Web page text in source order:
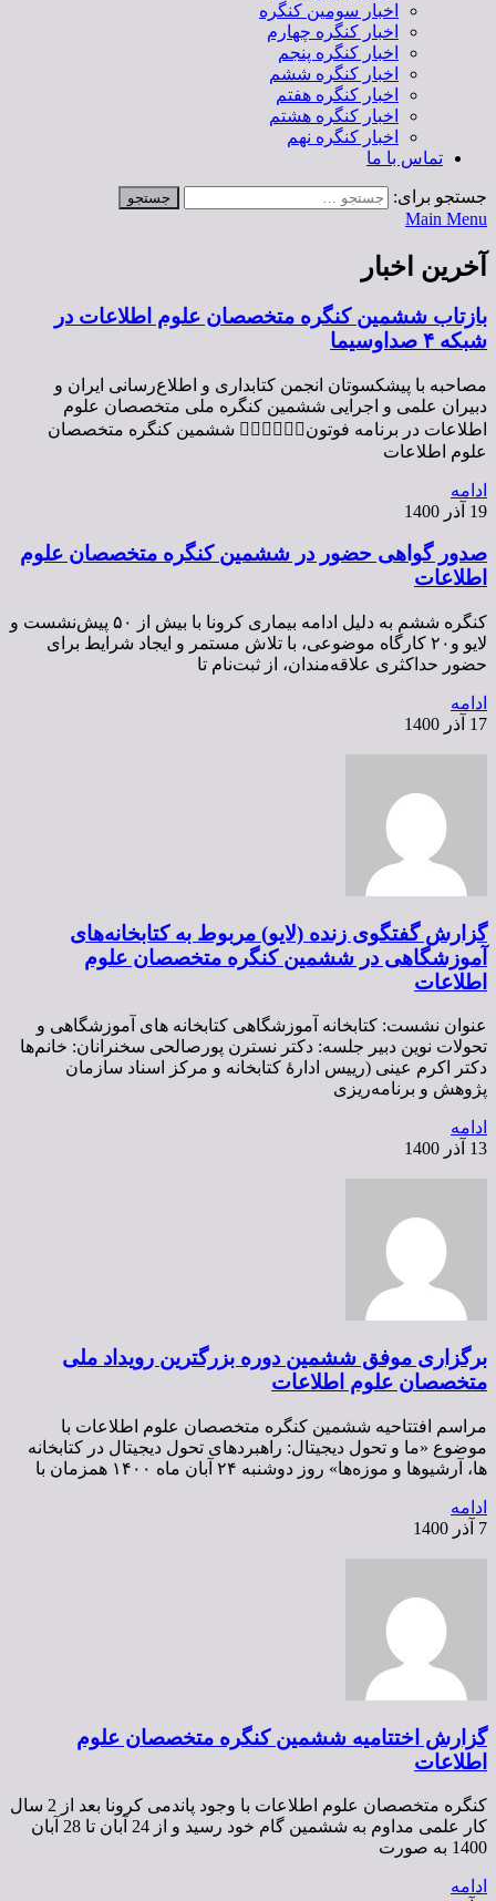
اخبار سومین کنگره
اخبار کنگره چهارم
اخبار کنگره پنجم
اخبار کنگره ششم
اخبار کنگره هفتم
اخبار کنگره هشتم
اخبار کنگره نهم
تماس با ما
جستجو برای:
Main Menu
آخرین اخبار
بازتاب ششمین کنگره متخصصان علوم اطلاعات در
شبکه ۴ صدا‌وسیما
مصاحبه با پیشکسوتان انجمن کتابداری و اطلاع‌رسانی ایران و
دبیران علمی و اجرایی ششمین کنگره ملی متخصصان علوم
اطلاعات در برنامه فوتون👇🏻👇🏻👇🏻 ششمین کنگره متخصصان
علوم اطلاعات
ادامه
19 آذر 1400
صدور گواهی حضور در ششمین کنگره متخصصان علوم
اطلاعات
کنگره ششم به دلیل ادامه بیماری کرونا با بیش از ۵۰ پیش‌نشست و
لایو و‌۲۰ کارگاه موضوعی، با تلاش مستمر و ایجاد شرایط برای
حضور حداکثری علاقه‌مندان، از ثبت‌نام تا
ادامه
17 آذر 1400
گزارش گفتگوی زنده (لایو) مربوط به کتابخانه‌های
آموزشگاهی در ششمین کنگره متخصصان علوم
اطلاعات
عنوان نشست: کتابخانه آموزشگاهی کتابخانه های آموزشگاهی و
تحولات نوین دبیر جلسه: دکتر نسترن پورصالحی سخنرانان: خانم‌ها
دکتر اکرم عینی (رییس ادارۀ کتابخانه و مرکز اسناد سازمان
پژوهش و برنامه‌ریزی
ادامه
13 آذر 1400
برگزاری موفق ششمین دوره بزرگترین رویداد ملی
متخصصان علوم اطلاعات
مراسم افتتاحیه ششمین کنگره متخصصان علوم اطلاعات با
موضوع «ما و تحول دیجیتال: راهبردهای تحول دیجیتال در کتابخانه
ها، آرشیوها و موزه‌ها» روز دوشنبه ۲۴ آبان ماه ۱۴۰۰ همزمان با
ادامه
7 آذر 1400
گزارش اختتامیه ششمین کنگره متخصصان علوم
اطلاعات
کنگره متخصصان علوم اطلاعات با وجود پاندمی کرونا بعد از 2 سال
کار علمی مداوم به ششمین گام خود رسید و از 24 آبان تا 28 آبان
1400 به صورت
ادامه